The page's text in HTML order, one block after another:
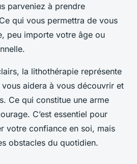
parveniez à prendre
qui vous permettra de vous
peu importe votre âge ou
la lithothérapie représente
aidera à vous découvrir et
Ce qui constitue une arme
C’est essentiel pour
votre confiance en soi, mais
obstacles du quotidien.